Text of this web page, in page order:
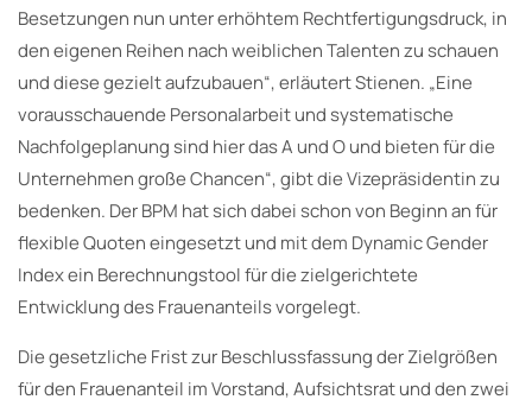
Besetzungen nun unter erhöhtem Rechtfertigungsdruck, in
den eigenen Reihen nach weiblichen Talenten zu schauen
und diese gezielt aufzubauen“, erläutert Stienen. „Eine
vorausschauende Personalarbeit und systematische
Nachfolgeplanung sind hier das A und O und bieten für die
Unternehmen große Chancen“, gibt die Vizepräsidentin zu
bedenken. Der BPM hat sich dabei schon von Beginn an für
flexible Quoten eingesetzt und mit dem Dynamic Gender
Index ein Berechnungstool für die zielgerichtete
Entwicklung des Frauenanteils vorgelegt.
Die gesetzliche Frist zur Beschlussfassung der Zielgrößen
für den Frauenanteil im Vorstand, Aufsichtsrat und den zwei